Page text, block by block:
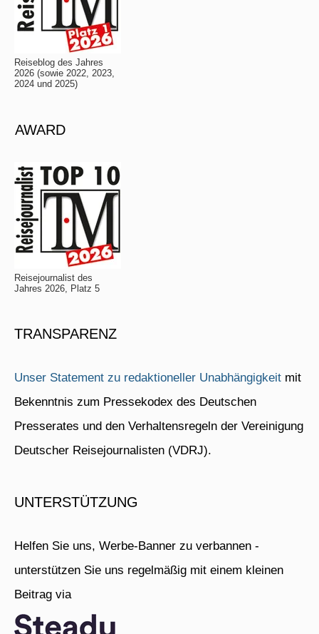
Reiseblog des Jahres
2026 (sowie 2022, 2023,
2024 und 2025)
AWARD
Reisejournalist des
Jahres 2026, Platz 5
TRANSPARENZ
Unser Statement zu redaktioneller Unabhängigkeit mit
Bekenntnis zum Pressekodex des Deutschen
Presserates und den Verhaltensregeln der Vereinigung
Deutscher Reisejournalisten (VDRJ).
UNTERSTÜTZUNG
Helfen Sie uns, Werbe-Banner zu verbannen -
unterstützen Sie uns regelmäßig mit einem kleinen
Beitrag via